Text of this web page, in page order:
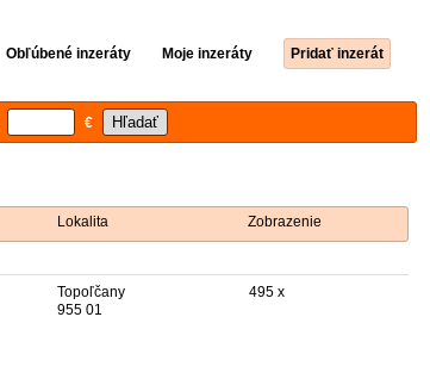
Obľúbené inzeráty Moje inzeráty Pridať inzerát
€
Lokalita Zobrazenie
Topoľčany
955 01
495 x